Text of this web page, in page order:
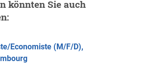
könnten Sie auch
Economiste (M/F/D),